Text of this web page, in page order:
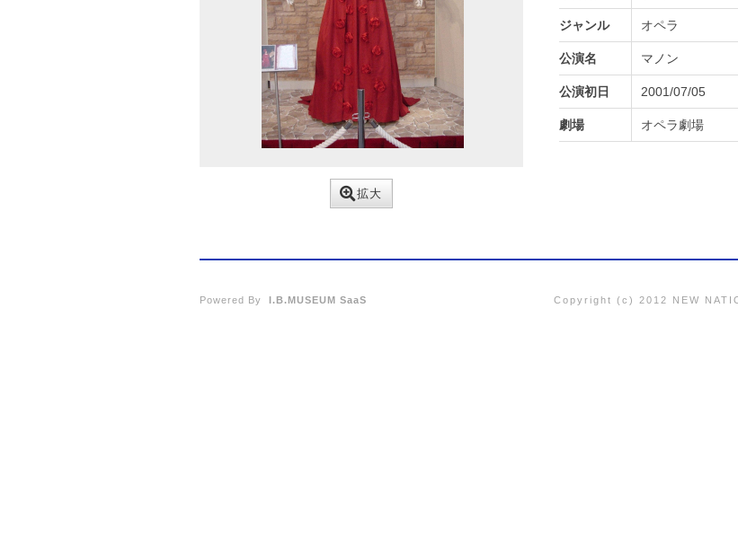
拡大
ジャンル オペラ
公演名 マノン
公演初日 2001/07/05
劇場 オペラ劇場
Copyright (c) 2012 NEW
Powered By I.B.MUSEUM SaaS